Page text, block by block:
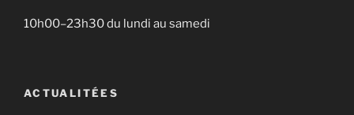
10h00–23h30 du lundi au samedi
ACTUALITÉES